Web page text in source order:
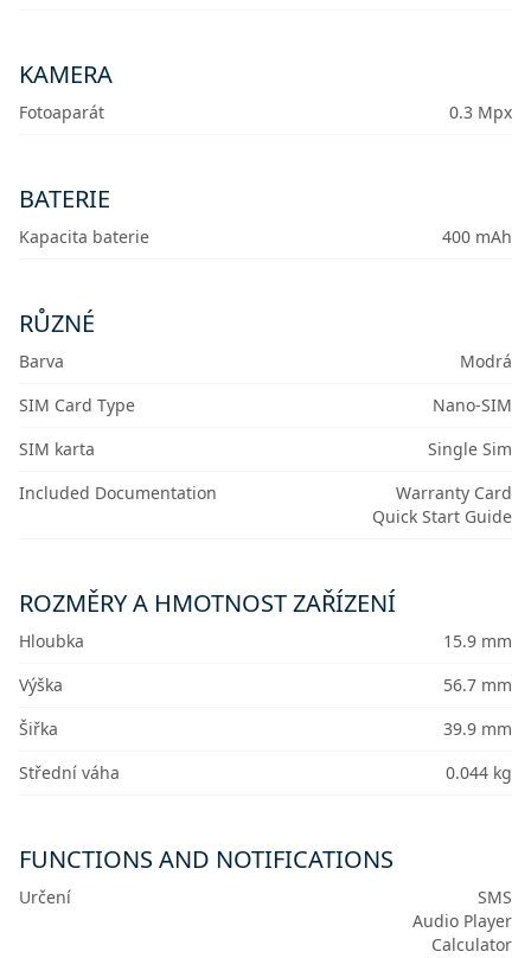
KAMERA
Fotoaparát 0.3 Mpx
BATERIE
Kapacita baterie 400 mAh
RŮZNÉ
Barva
Modrá
SIM Card Type
Nano-SIM
SIM karta
Single Sim
Included Documentation
Warranty Card
Quick Start Guide
ROZMĚRY A HMOTNOST ZAŘÍZENÍ
Hloubka
15.9 mm
Výška
56.7 mm
Šiřka
39.9 mm
Střední váha
0.044 kg
FUNCTIONS AND NOTIFICATIONS
Určení
SMS
Audio Player
Calculator